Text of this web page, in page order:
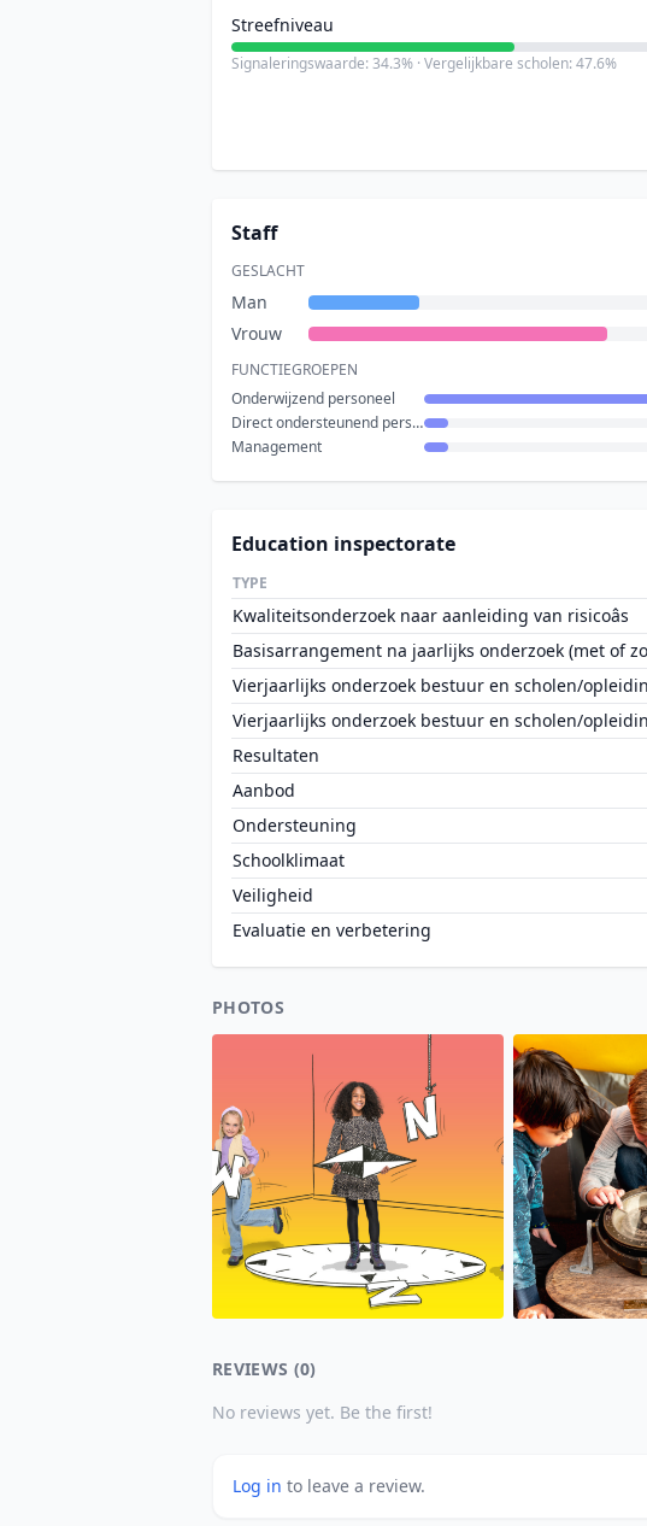
Streefniveau
Signaleringswaarde: 34.3% · Vergelijkbare scholen: 47.6%
Staff
GESLACHT
Man
Vrouw
FUNCTIEGROEPEN
Onderwijzend personeel
Direct ondersteunend personeel
Management
Education inspectorate
TYPE
Kwaliteitsonderzoek naar aanleiding van risicoâs
Basisarrangement na jaarlijks onderzoek (met of
Vierjaarlijks onderzoek bestuur en scholen/
Vierjaarlijks onderzoek bestuur en scholen/
Resultaten
Aanbod
Ondersteuning
Schoolklimaat
Veiligheid
Evaluatie en verbetering
PHOTOS
REVIEWS (0)
No reviews yet. Be the first!
Log in to leave a review.